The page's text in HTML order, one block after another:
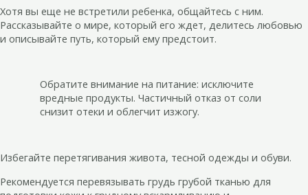
Хотя вы еще не встретили ребенка, общайтесь с ним.
Рассказывайте о мире, который его ждет, делитесь любовью
и описывайте путь, который ему предстоит.
Обратите внимание на питание: исключите
вредные продукты. Частичный отказ от соли
снизит отеки и облегчит изжогу.
Избегайте перетягивания живота, тесной одежды и обуви.
Рекомендуется перевязывать грудь грубой тканью для